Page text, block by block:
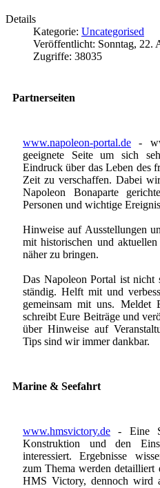
Details
Kategorie: Uncategorised
Veröffentlicht: Sonntag, 22.
Zugriffe: 38035
Partnerseiten
www.napoleon-portal.de -
geeignete Seite um sich
Eindruck über das Leben des
Zeit zu verschaffen. Dabei
Napoleon Bonaparte
Personen und wichtige
Hinweise auf Ausstellungen
mit historischen und
näher zu bringen.
Das Napoleon Portal ist nicht
ständig. Helft mit und
gemeinsam mit uns.
schreibt Eure Beiträge und
über Hinweise auf
Tips sind wir immer dankbar.
Marine & Seefahrt
www.hmsvictory.de - Eine
Konstruktion und den
interessiert. Ergebnisse
zum Thema werden detailliert
HMS Victory, dennoch wird